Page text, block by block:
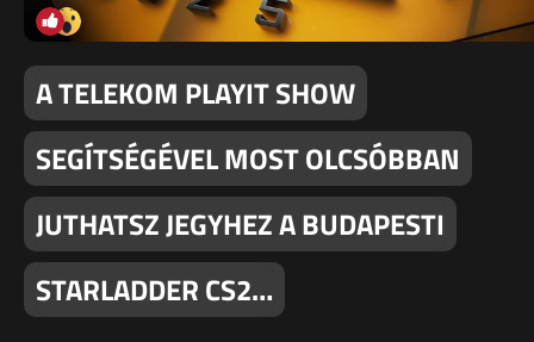
A TELEKOM PLAYIT SHOW
SEGÍTSÉGÉVEL MOST OLCSÓBBAN
JUTHATSZ JEGYHEZ A BUDAPESTI
STARLADDER CS2…